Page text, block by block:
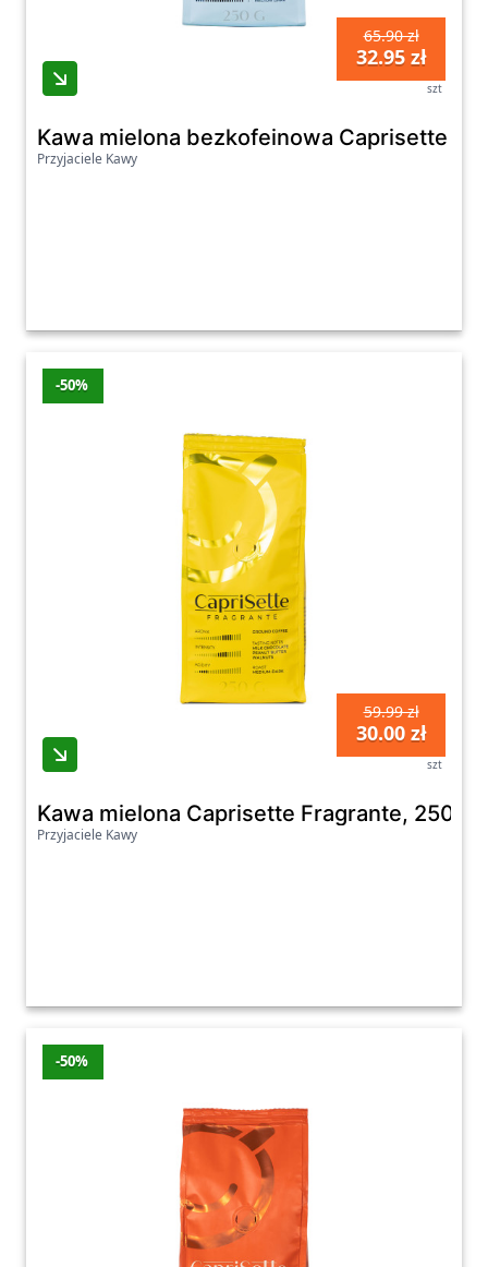
65.90 zł
32.95 zł
szt
Kawa mielona bezkofeinowa Caprisette
Przyjaciele Kawy
-50%
59.99 zł
30.00 zł
szt
Kawa mielona Caprisette Fragrante, 250 g
Przyjaciele Kawy
-50%